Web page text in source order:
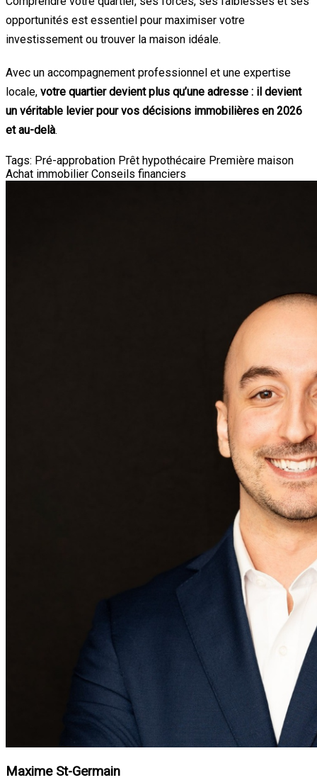
opportunités est essentiel pour maximiser votre
investissement ou trouver la maison idéale.
Avec un accompagnement professionnel et une expertise
locale, votre quartier devient plus qu’une adresse : il devient
un véritable levier pour vos décisions immobilières en 2026
et au-delà.
Tags: Pré-approbation Prêt hypothécaire Première maison
Achat immobilier Conseils financiers
Maxime St-Germain